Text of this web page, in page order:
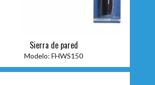
Sierra de pared
Modelo: FHWS150